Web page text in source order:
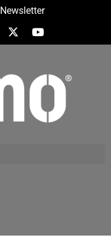
Newsletter